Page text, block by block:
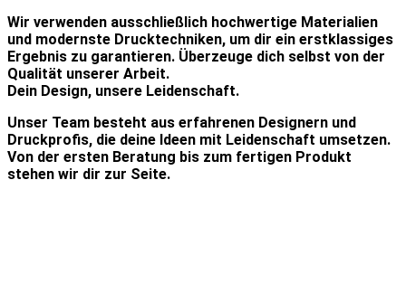
Wir verwenden ausschließlich hochwertige Materialien
und modernste Drucktechniken, um dir ein erstklassiges
Ergebnis zu garantieren. Überzeuge dich selbst von der
Qualität unserer Arbeit.
Dein Design, unsere Leidenschaft.
Unser Team besteht aus erfahrenen Designern und
Druckprofis, die deine Ideen mit Leidenschaft umsetzen.
Von der ersten Beratung bis zum fertigen Produkt
stehen wir dir zur Seite.